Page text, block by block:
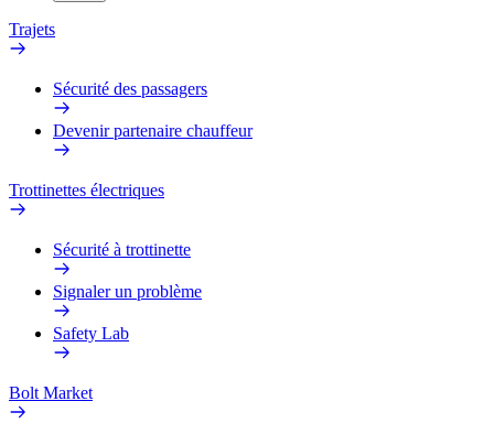
Trajets
Sécurité des passagers
Devenir partenaire chauffeur
Trottinettes électriques
Sécurité à trottinette
Signaler un problème
Safety Lab
Bolt Market